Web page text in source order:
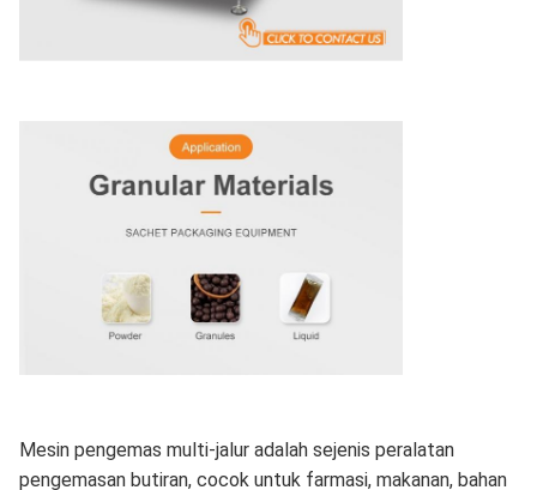
Mesin pengemas multi-jalur adalah sejenis peralatan
pengemasan butiran, cocok untuk farmasi, makanan, bahan